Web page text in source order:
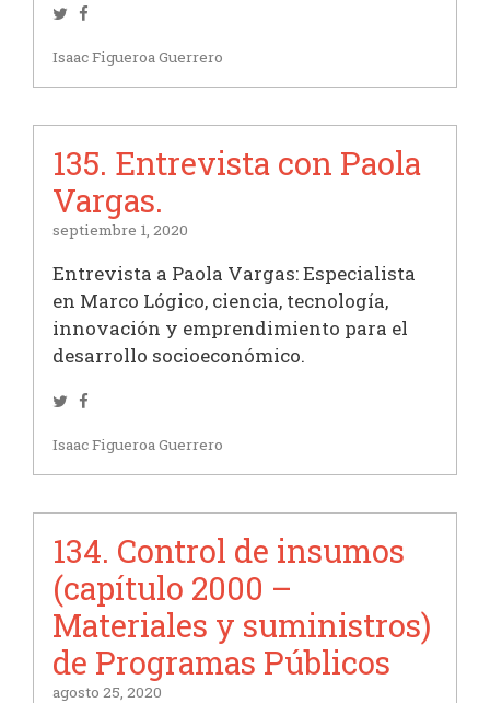
Twitter
Isaac Figueroa Guerrero
135. Entrevista con Paola
Vargas.
septiembre 1, 2020
Entrevista a Paola Vargas: Especialista
en Marco Lógico, ciencia, tecnología,
innovación y emprendimiento para el
desarrollo socioeconómico.
Twitter
Isaac Figueroa Guerrero
134. Control de insumos
(capítulo 2000 –
Materiales y suministros)
de Programas Públicos
agosto 25, 2020